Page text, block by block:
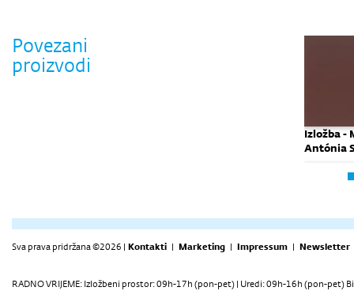
Povezani
proizvodi
Izložba -
Antónia
Sva prava pridržana ©2026 | Kontakti | Marketing | Impressum | Newsletter
RADNO VRIJEME: Izložbeni prostor: 09h-17h (pon-pet) | Uredi: 09h-16h (pon-pet)